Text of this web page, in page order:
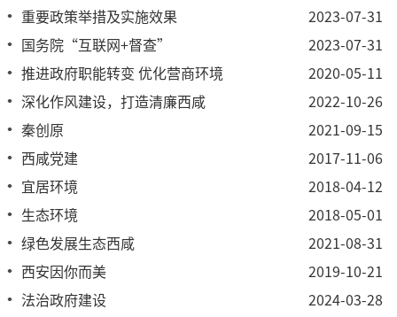
2023-07-31
重要政策举措及实施效果
2023-07-31
国务院“互联网+督查”
2020-05-11
推进政府职能转变 优化营商环境
2022-10-26
深化作风建设，打造清廉西咸
2021-09-15
秦创原
2017-11-06
西咸党建
2018-04-12
宜居环境
2018-05-01
生态环境
2021-08-31
绿色发展生态西咸
2019-10-21
西安因你而美
2024-03-28
法治政府建设